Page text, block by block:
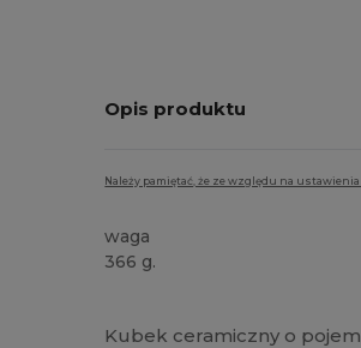
Opis produktu
Należy pamiętać, że ze względu na
waga
366 g.
Kubek ceramiczny o